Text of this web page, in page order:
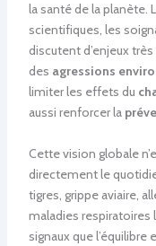
la santé de la planète.
scientifiques, les
discutent d’enjeux
des agressions
limiter les effets du
aussi renforcer la
Cette vision globale
directement le
tigres, grippe aviaire,
maladies respiratoires
signaux que